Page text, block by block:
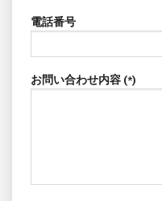
電話番号
お問い合わせ内容 (*)